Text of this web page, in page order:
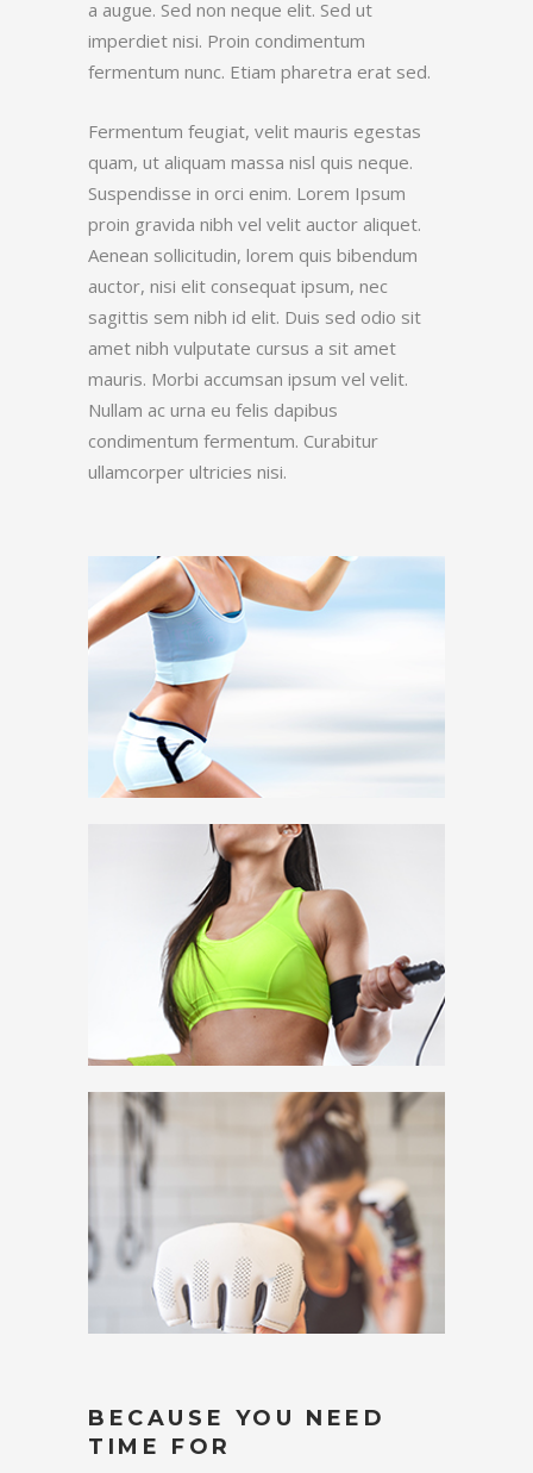
a augue. Sed non neque elit. Sed ut
imperdiet nisi. Proin condimentum
fermentum nunc. Etiam pharetra erat sed.
Fermentum feugiat, velit mauris egestas
quam, ut aliquam massa nisl quis neque.
Suspendisse in orci enim. Lorem Ipsum
proin gravida nibh vel velit auctor aliquet.
Aenean sollicitudin, lorem quis bibendum
auctor, nisi elit consequat ipsum, nec
sagittis sem nibh id elit. Duis sed odio sit
amet nibh vulputate cursus a sit amet
mauris. Morbi accumsan ipsum vel velit.
Nullam ac urna eu felis dapibus
condimentum fermentum. Curabitur
ullamcorper ultricies nisi.
BECAUSE YOU NEED
TIME FOR